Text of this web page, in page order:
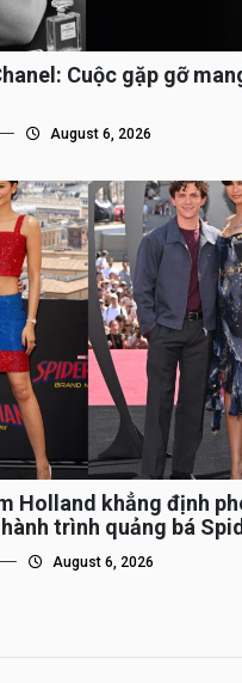
Cuộc gặp gỡ
August 6, 2026
Holland khẳng định
trình quảng bá
August 6, 2026